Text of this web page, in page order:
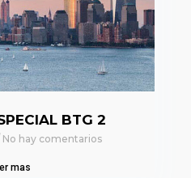
BTG 2
No hay comentarios
mas